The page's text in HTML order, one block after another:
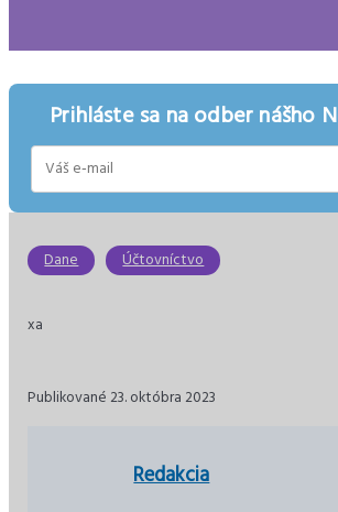
Prihláste sa na odber nášho
Dane Účtovníctvo
xa
Publikované 23. októbra 2023
Redakcia